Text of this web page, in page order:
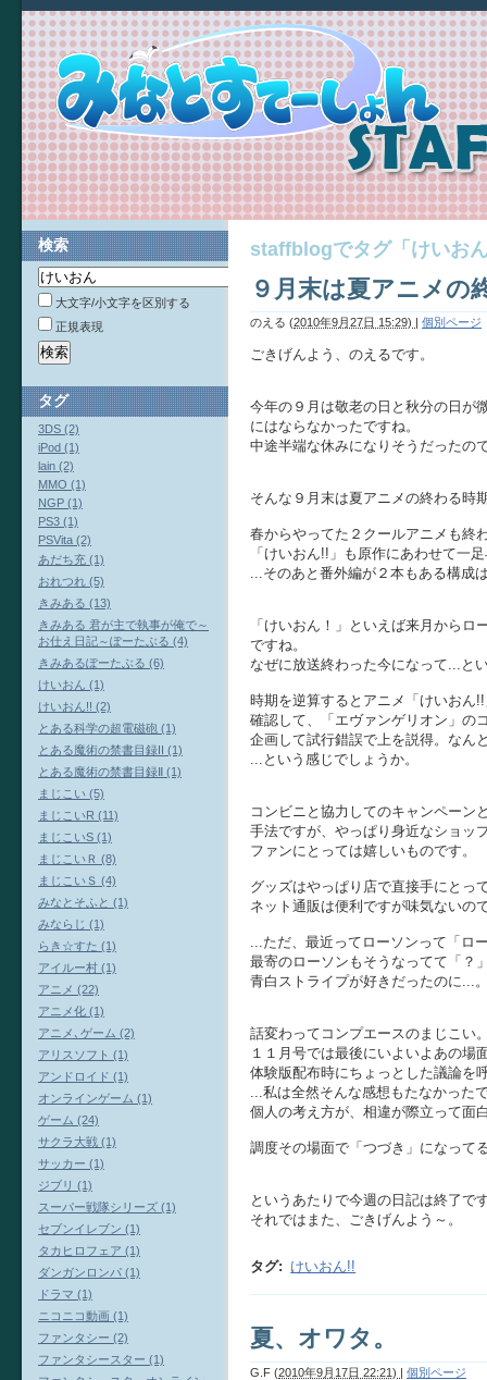
staffblogでタグ「けいお
９月末は夏アニメの
のえる (2010年9月27日 15:29) | 個別ページ
ごきげんよう、のえるです。
今年の９月は敬老の日と秋分の日が
にはならなかったですね。
中途半端な休みになりそうだったの
そんな９月末は夏アニメの終わる時
春からやってた２クールアニメも終
「けいおん!!」も原作にあわせて一
...そのあと番外編が２本もある構成
「けいおん！」といえば来月から
ですね。
なぜに放送終わった今になって...と
時期を逆算するとアニメ「けいおん
確認して、「エヴァンゲリオン」の
企画して試行錯誤で上を説得。なん
...という感じでしょうか。
コンビニと協力してのキャンペーン
手法ですが、やっぱり身近なショッ
ファンにとっては嬉しいものです。
グッズはやっぱり店で直接手にとっ
ネット通販は便利ですが味気ないの
...ただ、最近ってローソンって「ロ
最寄のローソンもそうなってて「？
青白ストライプが好きだったのに...
話変わってコンプエースのまじこい
１１月号では最後にいよいよあの場
体験版配布時にちょっとした議論を
...私は全然そんな感想もたなかった
個人の考え方が、相違が際立って面
調度その場面で「つづき」になって
というあたりで今週の日記は終了で
それではまた、ごきげんよう～。
タグ: けいおん!!
夏、オワタ。
G.F (2010年9月17日 22:21) | 個別ページ
検索
大文字/小文字を区別する
正規表現
タグ
3DS (2)
iPod (1)
lain (2)
MMO (1)
NGP (1)
PS3 (1)
PSVita (2)
あだち充 (1)
おれつれ (5)
きみある (13)
きみある 君が主で執事が俺で～
お仕え日記～ぽーたぶる (4)
きみあるぽーたぶる (6)
けいおん (1)
けいおん!! (2)
とある科学の超電磁砲 (1)
とある魔術の禁書目録II (1)
とある魔術の禁書目録Ⅱ (1)
まじこい (5)
まじこいR (11)
まじこいS (1)
まじこいＲ (8)
まじこいＳ (4)
みなとそふと (1)
みならじ (1)
らき☆すた (1)
アイルー村 (1)
アニメ (22)
アニメ化 (1)
アニメ､ゲーム (2)
アリスソフト (1)
アンドロイド (1)
オンラインゲーム (1)
ゲーム (24)
サクラ大戦 (1)
サッカー (1)
ジブリ (1)
スーパー戦隊シリーズ (1)
セブンイレブン (1)
タカヒロフェア (1)
ダンガンロンパ (1)
ドラマ (1)
ニコニコ動画 (1)
ファンタシー (2)
ファンタシースター (1)